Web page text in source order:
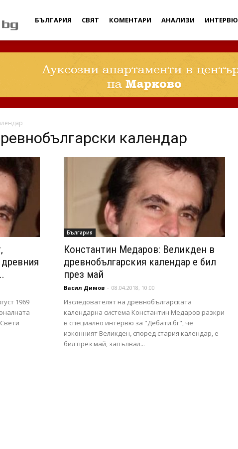
Дебати
БЪЛГАРИЯ СВЯТ КОМЕНТАРИ АНАЛИЗИ ИНТЕРВЮ
календар
1969
България
Константин Медаров: Великден в
древнобългарския календар е бил
през май
Васил Димов - 08.04.2018, 10:00
Изследователят на древнобългарската
календарна система Константин Медаров разкри
в специално интервю за "Дебати.бг", че
изконният Великден, според стария календар, е
бил през май, запълвал...